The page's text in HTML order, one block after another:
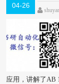
04-26
教程
论
应用，讲解了AB